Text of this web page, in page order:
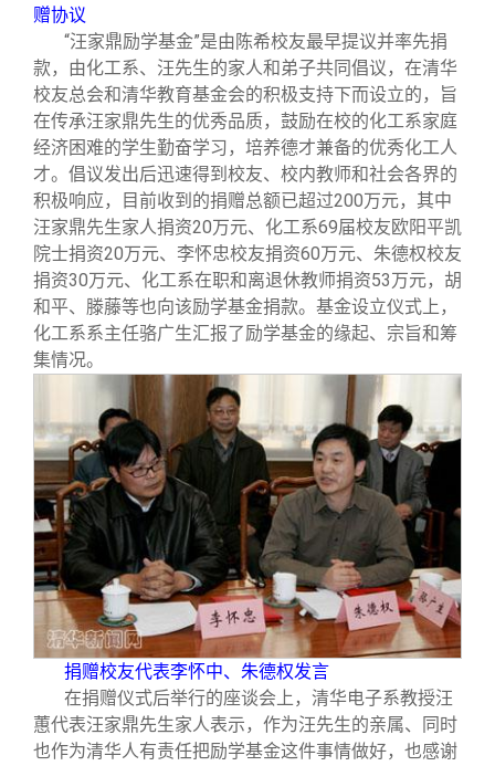
赠协议
“汪家鼎励学基金”是由陈希校友最早提议并率先捐
款，由化工系、汪先生的家人和弟子共同倡议，在清华
校友总会和清华教育基金会的积极支持下而设立的，旨
在传承汪家鼎先生的优秀品质，鼓励在校的化工系家庭
经济困难的学生勤奋学习，培养德才兼备的优秀化工人
才。倡议发出后迅速得到校友、校内教师和社会各界的
积极响应，目前收到的捐赠总额已超过200万元，其中
汪家鼎先生家人捐资20万元、化工系69届校友欧阳平凯
院士捐资20万元、李怀忠校友捐资60万元、朱德权校友
捐资30万元、化工系在职和离退休教师捐资53万元，胡
和平、滕藤等也向该励学基金捐款。基金设立仪式上，
化工系系主任骆广生汇报了励学基金的缘起、宗旨和筹
集情况。
捐赠校友代表李怀中、朱德权发言
在捐赠仪式后举行的座谈会上，清华电子系教授汪
蕙代表汪家鼎先生家人表示，作为汪先生的亲属、同时
也作为清华人有责任把励学基金这件事情做好，也感谢